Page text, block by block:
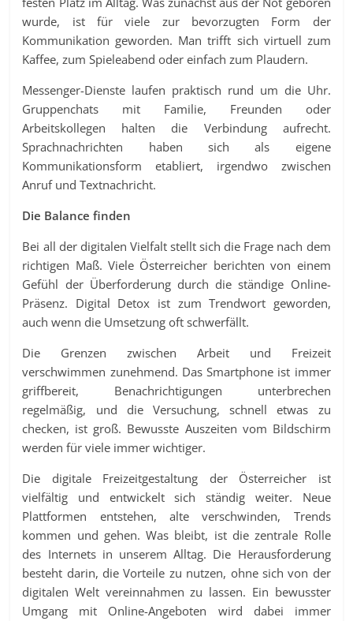
wurde, ist für viele zur bevorzugten Form der
Kommunikation geworden. Man trifft sich virtuell zum
Kaffee, zum Spieleabend oder einfach zum Plaudern.
Messenger-Dienste laufen praktisch rund um die Uhr.
Gruppenchats mit Familie, Freunden oder
Arbeitskollegen halten die Verbindung aufrecht.
Sprachnachrichten haben sich als eigene
Kommunikationsform etabliert, irgendwo zwischen
Anruf und Textnachricht.
Die Balance finden
Bei all der digitalen Vielfalt stellt sich die Frage nach dem
richtigen Maß. Viele Österreicher berichten von einem
Gefühl der Überforderung durch die ständige Online-
Präsenz. Digital Detox ist zum Trendwort geworden,
auch wenn die Umsetzung oft schwerfällt.
Die Grenzen zwischen Arbeit und Freizeit
verschwimmen zunehmend. Das Smartphone ist immer
griffbereit, Benachrichtigungen unterbrechen
regelmäßig, und die Versuchung, schnell etwas zu
checken, ist groß. Bewusste Auszeiten vom Bildschirm
werden für viele immer wichtiger.
Die digitale Freizeitgestaltung der Österreicher ist
vielfältig und entwickelt sich ständig weiter. Neue
Plattformen entstehen, alte verschwinden, Trends
kommen und gehen. Was bleibt, ist die zentrale Rolle
des Internets in unserem Alltag. Die Herausforderung
besteht darin, die Vorteile zu nutzen, ohne sich von der
digitalen Welt vereinnahmen zu lassen. Ein bewusster
Umgang mit Online-Angeboten wird dabei immer